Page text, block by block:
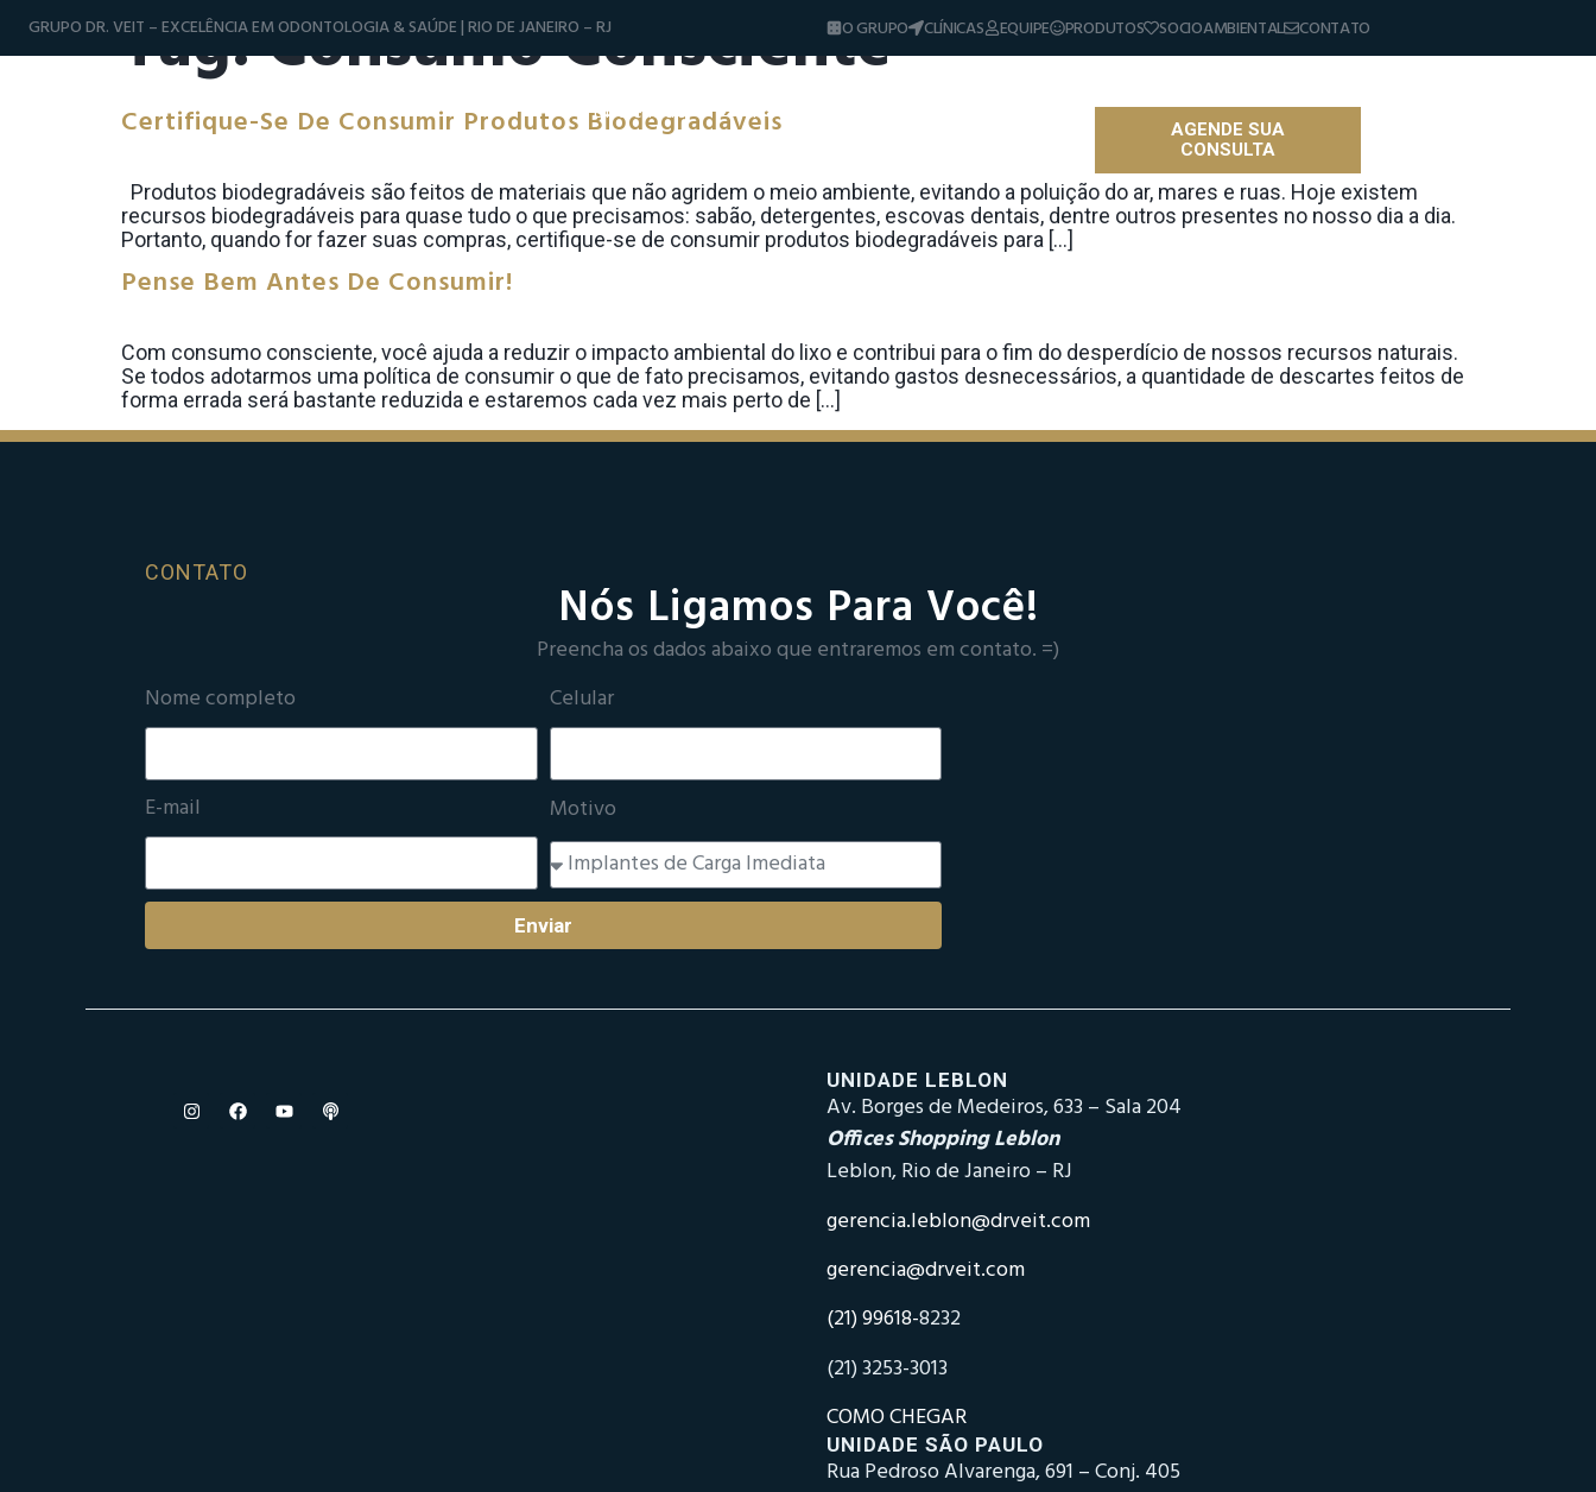
GRUPO DR. VEIT – EXCELÊNCIA EM ODONTOLOGIA & SAÚDE | RIO DE JANEIRO – RJ O GRUPO CLÍNICAS EQUIPE PRODUTOS SOCIOAMBIENTAL CONTATO
Diferenciais Tratamentos
AGENDE SUA
CONSULTA
Tag:Consumo Consciente
Certifique-Se De Consumir Produtos Biodegradáveis
Produtos biodegradáveis são feitos de materiais que não agridem o meio ambiente, evitando a poluição do ar, mares e ruas. Hoje existem
recursos biodegradáveis para quase tudo o que precisamos: sabão, detergentes, escovas dentais, dentre outros presentes no nosso dia a dia.
Portanto, quando for fazer suas compras, certifique-se de consumir produtos biodegradáveis para […]
Pense Bem Antes De Consumir!
Com consumo consciente, você ajuda a reduzir o impacto ambiental do lixo e contribui para o fim do desperdício de nossos recursos naturais.
Se todos adotarmos uma política de consumir o que de fato precisamos, evitando gastos desnecessários, a quantidade de descartes feitos de
forma errada será bastante reduzida e estaremos cada vez mais perto de […]
CONTATO
Nós Ligamos Para Você!
Preencha os dados abaixo que entraremos em contato. =)
Nome completo
Celular
E-mail Motivo
Enviar
UNIDADE LEBLON
Av. Borges de Medeiros, 633 – Sala 204
Offices Shopping Leblon
Leblon, Rio de Janeiro – RJ
gerencia.leblon@drveit.com
gerencia@drveit.com
(21) 99618-8232
(21) 3253-3013
COMO CHEGAR
UNIDADE SÃO PAULO
Rua Pedroso Alvarenga, 691 – Conj. 405